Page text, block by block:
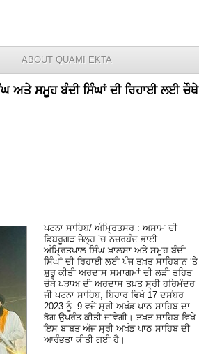
ABOUT QUAMI EKTA
ਅਤੇ ਸਮੂਹ ਬੰਦੀ ਸਿੰਘਾਂ ਦੀ ਰਿਹਾਈ ਲਈ ਚੌਥੇ
ਪਟਨਾ ਸਾਹਿਬ/ ਅੰਮ੍ਰਿਤਸਰ : ਅਸਾਮ ਦੀ
ਡਿਬਰੂਗੜ ਜੇਲ੍ਹ ’ਚ ਨਜ਼ਰਬੰਦ ਭਾਈ
ਅੰਮ੍ਰਿਤਪਾਲ ਸਿੰਘ ਖ਼ਾਲਸਾ ਅਤੇ ਸਮੂਹ ਬੰਦੀ
ਸਿੰਘਾਂ ਦੀ ਰਿਹਾਈ ਲਈ ਪੰਜ ਤਖ਼ਤ ਸਾਹਿਬਾਨ ‘ਤੇ
ਸ਼ੁਰੂ ਕੀਤੀ ਅਰਦਾਸ ਸਮਾਗਮਾਂ ਦੀ ਲੜੀ ਤਹਿਤ
ਚੌਥੇ ਪੜਾਅ ਦੀ ਅਰਦਾਸ ਤਖ਼ਤ ਸ੍ਰੀ ਹਰਿਮੰਦਰ
ਜੀ ਪਟਨਾ ਸਾਹਿਬ, ਬਿਹਾਰ ਵਿਖੇ 17 ਦਸੰਬਰ
2023 ਨੂੰ 9 ਵਜੇ ਸ੍ਰੀ ਅਖੰਡ ਪਾਠ ਸਾਹਿਬ ਦਾ
ਭੋਗ ਉਪਰੰਤ ਕੀਤੀ ਜਾਵੇਗੀ। ਤਖ਼ਤ ਸਾਹਿਬ ਵਿਖੇ
ਇਸ ਬਾਬਤ ਅੱਜ ਸ੍ਰੀ ਅਖੰਡ ਪਾਠ ਸਾਹਿਬ ਦੀ
ਆਰੰਭਤਾ ਕੀਤੀ ਗਈ ਹੈ।